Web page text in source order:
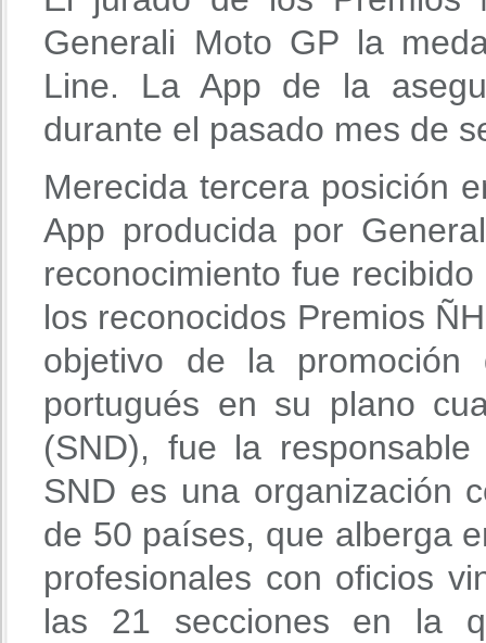
Generali Moto GP la
Line. La App de la
durante el pasado mes de
Merecida tercera posición
App producida por
reconocimiento fue
los reconocidos Premios
objetivo de la promoción
portugués en su plano
(SND), fue la
SND es una organización
de 50 países, que alberga
profesionales con oficios
las 21 secciones en la